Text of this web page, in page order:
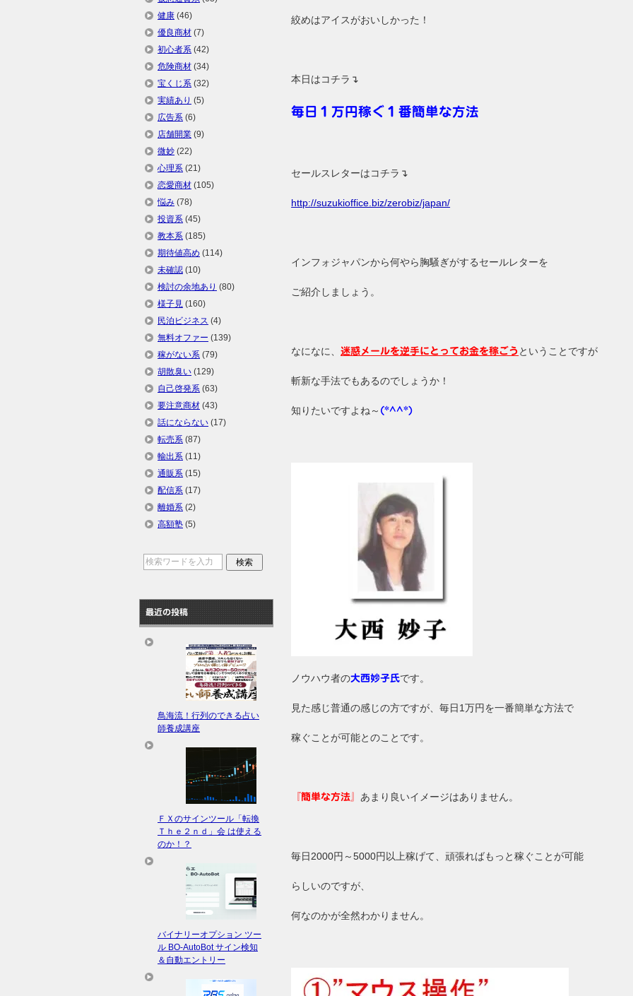
絞めはアイスがおいしかった！
本日はコチラ↴
毎日１万円稼ぐ１番簡単な方法
セールスレターはコチラ↴
http://suzukioffice.biz/zerobiz/japan/
インフォジャパンから何やら胸騒ぎがするセールレターを
ご紹介しましょう。
なになに、迷惑メールを逆手にとってお金を稼ごう ということですが
斬新な手法でもあるのでしょうか！
知りたいですよね～ (*^^*)
ノウハウ者の大西妙子氏です。
見た感じ普通の感じの方ですが、毎日1万円を一番簡単な方法で
稼ぐことが可能とのことです。
『簡単な方法』 あまり良いイメージはありません。
毎日2000円～5000円以上稼げて、頑張ればもっと稼ぐことが可能
らしいのですが、
何なのかが全然わかりません。
健康 (46)
優良商材 (7)
初心者系 (42)
危険商材 (34)
宝くじ系 (32)
実績あり (5)
広告系 (6)
店舗開業 (9)
微妙 (22)
心理系 (21)
恋愛商材 (105)
悩み (78)
投資系 (45)
教本系 (185)
期待値高め (114)
未確認 (10)
検討の余地あり (80)
様子見 (160)
民泊ビジネス (4)
無料オファー (139)
稼がない系 (79)
胡散臭い (129)
自己啓発系 (63)
要注意商材 (43)
話にならない (17)
転売系 (87)
輸出系 (11)
通販系 (15)
配信系 (17)
離婚系 (2)
高額塾 (5)
最近の投稿
鳥海流！行列のできる占い
師養成講座
ＦＸのサインツール「転換
Ｔｈｅ２ｎｄ」会 は使える
のか！？
バイナリーオプション ツー
ル BO-AutoBot サイン検知
＆自動エントリー